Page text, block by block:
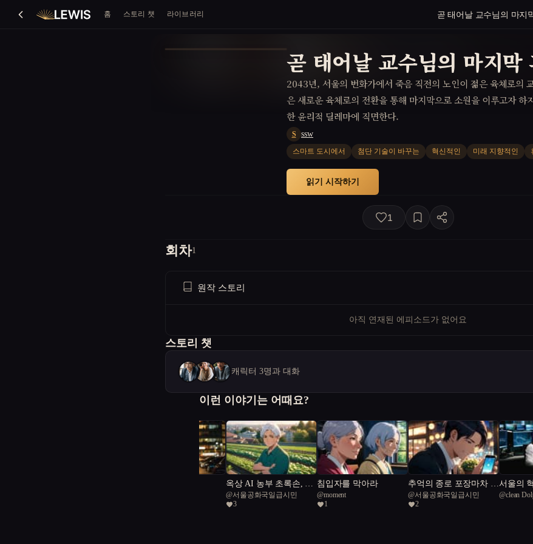
홈 스토리 챗 라이브러리 곧 태어날 교수님의 마지
곧 태어날 교수님의 마지막
2043년, 서울의 번화가에서 죽음 직전의 노인이 젊은 육체로의
은 새로운 육체로의 전환을 통해 마지막으로 소원을 이루고자 하
한 윤리적 딜레마에 직면한다.
S ssw
스마트 도시에서 첨단 기술이 바꾸는 혁신적인 미래 지향적인
읽기 시작하기
1
회차1
원작 스토리
아직 연재된 에피소드가 없어요
스토리 챗
캐릭터 3명과 대화
이런 이야기는 어때요?
옥상 AI 농부 초록손, 농
사의 왕이 되다?!
@서울공화국일급시민
3
침입자를 막아라
@moment
1
추억의 종로 포장마차 라
면
@서울공화국일급시민
2
서울의
설계하다
@clean